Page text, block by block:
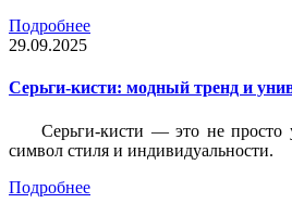
Подробнее
29.09.2025
Серьги-кисти: модный тренд и
Серьги-кисти — это не просто
символ стиля и индивидуальности.
Подробнее